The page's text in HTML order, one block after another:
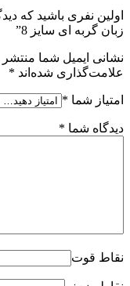
اولین نفری باشید که
زبان گربه ای سایز 8”
نشانی ایمیل شما
علامت‌گذاری شده‌اند *
امتیاز شما *
دیدگاه شما *
نقاط قوت